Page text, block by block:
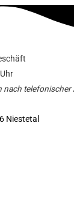
nach telefonischer
Niestetal